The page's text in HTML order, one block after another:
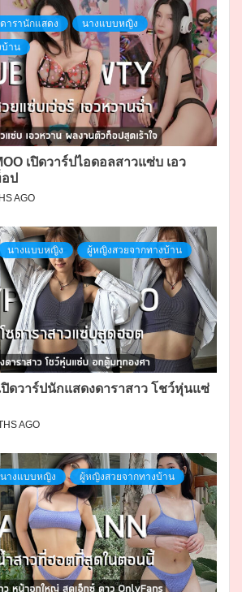
ดารานักแสดง นางแบบหญิง
บ้าน
เปิดวาร์ปไอดอลสาวแซ่บ เอว
ป
AGO
นางแบบหญิง ผู้หญิงสวยจากทางบ้าน
ดวาร์ปนักแสดงดาราสาว โชว์หุ่นแซ่
AGO
นางแบบหญิง ผู้หญิงสวยจากทางบ้าน